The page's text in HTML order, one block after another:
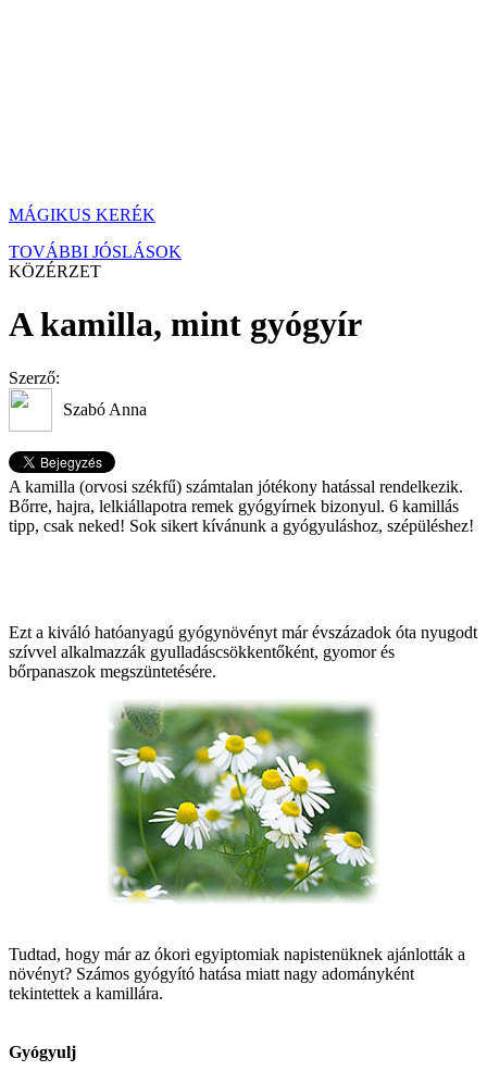
MÁGIKUS KERÉK
TOVÁBBI JÓSLÁSOK
KÖZÉRZET
A kamilla, mint gyógyír
Szerző:
Szabó Anna
A kamilla (orvosi székfű) számtalan jótékony hatással rendelkezik.
Bőrre, hajra, lelkiállapotra remek gyógyírnek bizonyul. 6 kamillás
tipp, csak neked! Sok sikert kívánunk a gyógyuláshoz, szépüléshez!
Ezt a kiváló hatóanyagú gyógynövényt már évszázadok óta nyugodt
szívvel alkalmazzák gyulladáscsökkentőként, gyomor és
bőrpanaszok megszüntetésére.
Tudtad, hogy már az ókori egyiptomiak napistenüknek ajánlották a
növényt? Számos gyógyító hatása miatt nagy adományként
tekintettek a kamillára.
Gyógyulj